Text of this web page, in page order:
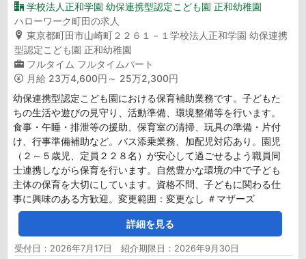
学校法人正和学園 幼保連携型認定こども園 正和幼稚園
ハローワーク町田の求人
東京都町田市山崎町２２６１－１学校法人正和学園 幼保連携
型認定こども園 正和幼稚園
フルタイム フルタイムパート
月給 23万4,600円～ 25万2,300円
幼保連携型認定こども園における保育補助業務です。子どもた
ちの生活や遊びの見守り、活動準備、環境整備等を行います。
食事・午睡・排泄等の援助、保育室の清掃、玩具の準備・片付
け、行事準備補助など。バス添乗業務、加配児対応あり。園児
（２～５歳児、定員２２８名）が安心して過ごせるよう職員同
士連携しながら保育を行います。自然豊かな環境の中で子ども
主体の保育を大切にしています。資格不問、子どもに関わる仕
事に興味のある方歓迎。変更範囲：変更なし ＃マザーズ
詳細を見る
受付日：2026年7月17日 紹介期限日：2026年9月30日